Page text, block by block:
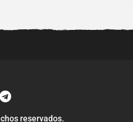
reservados.